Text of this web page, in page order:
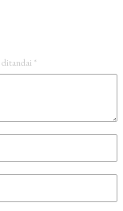
ditandai *